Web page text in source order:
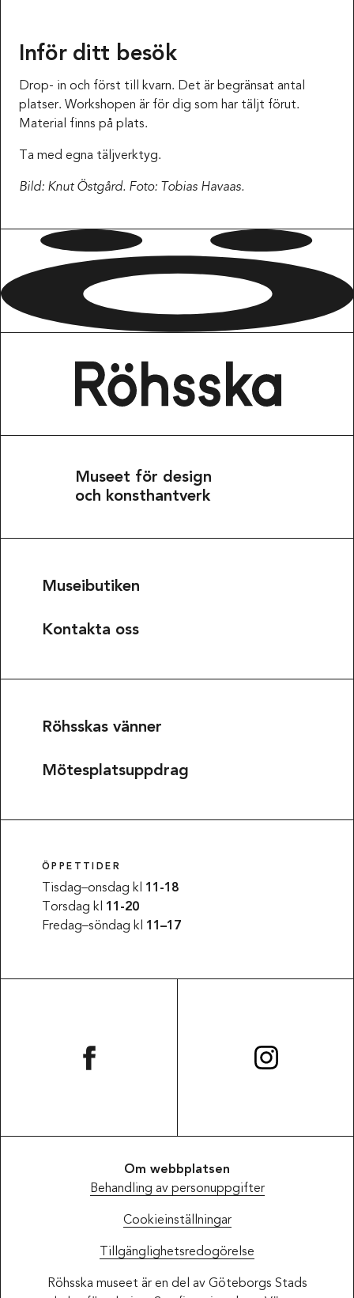
Inför ditt besök
Drop- in och först till kvarn. Det är begränsat antal
platser. Workshopen är för dig som har täljt förut.
Material finns på plats.
Ta med egna täljverktyg.
Bild: Knut Östgård. Foto: Tobias Havaas.
Museet för design
och konsthantverk
Museibutiken
Kontakta oss
Röhsskas vänner
Mötesplatsuppdrag
ÖPPETTIDER
Tisdag–onsdag kl 11-18
Torsdag kl 11-20
Fredag–söndag kl 11–17
Om webbplatsen
Behandling av personuppgifter
Cookieinställningar
Tillgänglighetsredogörelse
Röhsska museet är en del av Göteborgs Stads